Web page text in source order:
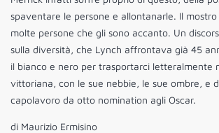
spaventare le persone e allontanarle. Il
molte persone che gli sono accanto. Un
sulla diversità, che Lynch affrontava già 45
il bianco e nero per trasportarci letteralmente
vittoriana, con le sue nebbie, le sue ombre, e
capolavoro da otto nomination agli Oscar.
di Maurizio Ermisino